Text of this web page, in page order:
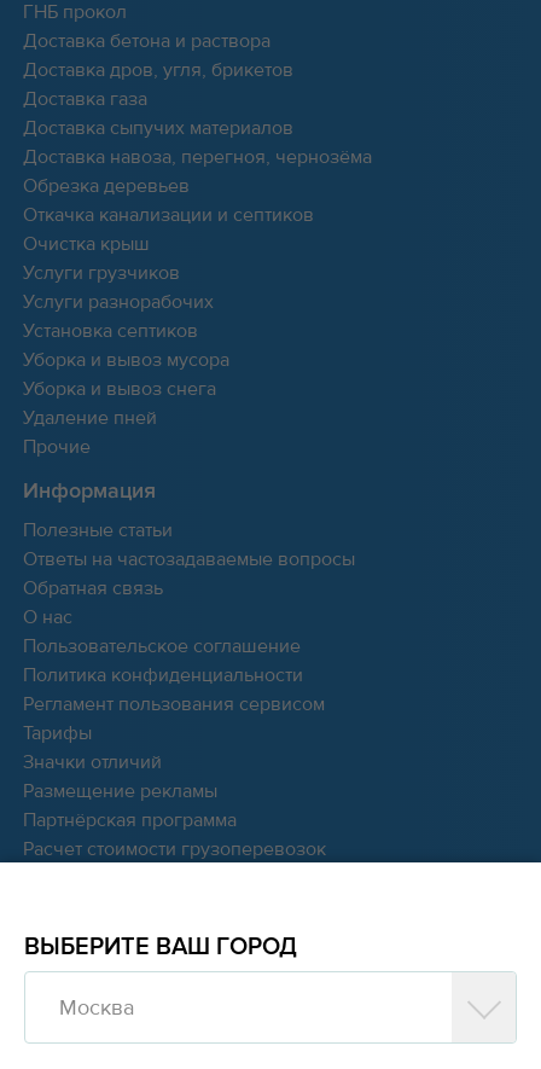
ГНБ прокол
Доставка бетона и раствора
Доставка дров, угля, брикетов
Доставка газа
Доставка сыпучих материалов
Доставка навоза, перегноя, чернозёма
Обрезка деревьев
Откачка канализации и септиков
Очистка крыш
Услуги грузчиков
Услуги разнорабочих
Установка септиков
Уборка и вывоз мусора
Уборка и вывоз снега
Удаление пней
Прочие
Информация
Полезные статьи
Ответы на частозадаваемые вопросы
Обратная связь
О нас
Пользовательское соглашение
Политика конфиденциальности
Регламент пользования сервисом
Тарифы
Значки отличий
Размещение рекламы
Партнёрская программа
Расчет стоимости грузоперевозок
ВЫБЕРИТЕ ВАШ ГОРОД
Москва